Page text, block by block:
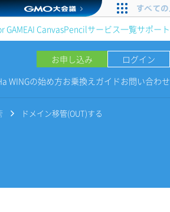
GAMEAI CanvasPencilサービス一覧サポート
お申し込み
ログイン
WINGの始め方お乗換えガイドお問い合わせ
ドメイン移管(OUT)する